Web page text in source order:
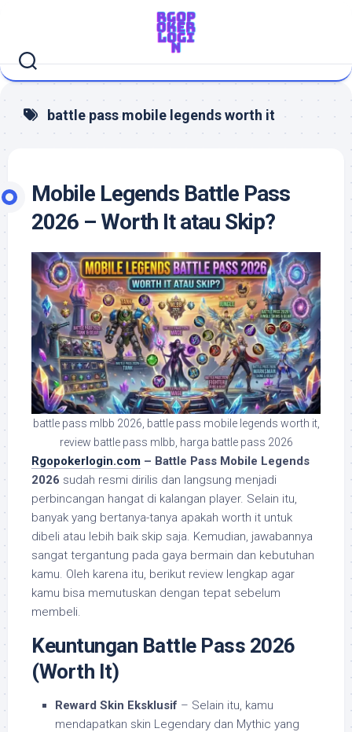
battle pass mobile legends worth it
Mobile Legends Battle Pass
2026 – Worth It atau Skip?
battle pass mlbb 2026, battle pass mobile legends worth it,
review battle pass mlbb, harga battle pass 2026
Rgopokerlogin.com – Battle Pass Mobile Legends
2026 sudah resmi dirilis dan langsung menjadi
perbincangan hangat di kalangan player. Selain itu,
banyak yang bertanya-tanya apakah worth it untuk
dibeli atau lebih baik skip saja. Kemudian, jawabannya
sangat tergantung pada gaya bermain dan kebutuhan
kamu. Oleh karena itu, berikut review lengkap agar
kamu bisa memutuskan dengan tepat sebelum
membeli.
Keuntungan Battle Pass 2026
(Worth It)
Reward Skin Eksklusif – Selain itu, kamu
mendapatkan skin Legendary dan Mythic yang